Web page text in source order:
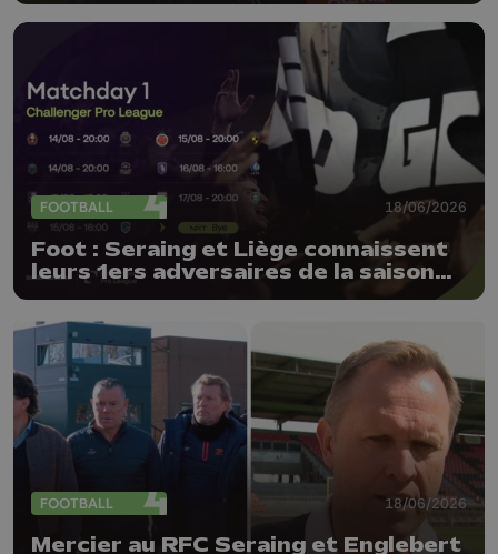
FOOTBALL 18/06/2026
Foot : Seraing et Liège connaissent
leurs 1ers adversaires de la saison
26-27 !
FOOTBALL 18/06/2026
Mercier au RFC Seraing et Englebert